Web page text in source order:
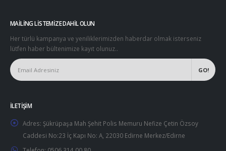
MAILING LISTEMIZE DAHIL OLUN
Her türlü kampanya ve yeniliklerimizden haberdar olmak isterseniz
lütfen haber bültenimize kayıt olunuz..
İLETIŞIM
Adres: Şükrüpaşa Mah Şehit Polis Memuru Nefize Çetin Özsoy
Caddesi No:23 İç Kapı No: A, 22030 Edirne Merkez/Edirne